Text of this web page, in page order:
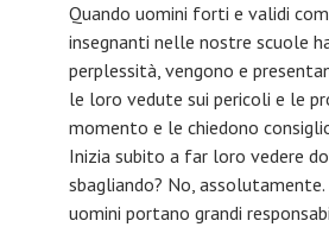
Quando uomini forti e validi
insegnanti nelle nostre scuole
perplessità, vengono e
le loro vedute sui pericoli e le
momento e le chiedono
Inizia subito a far loro vedere
sbagliando? No, assolutamente.
uomini portano grandi